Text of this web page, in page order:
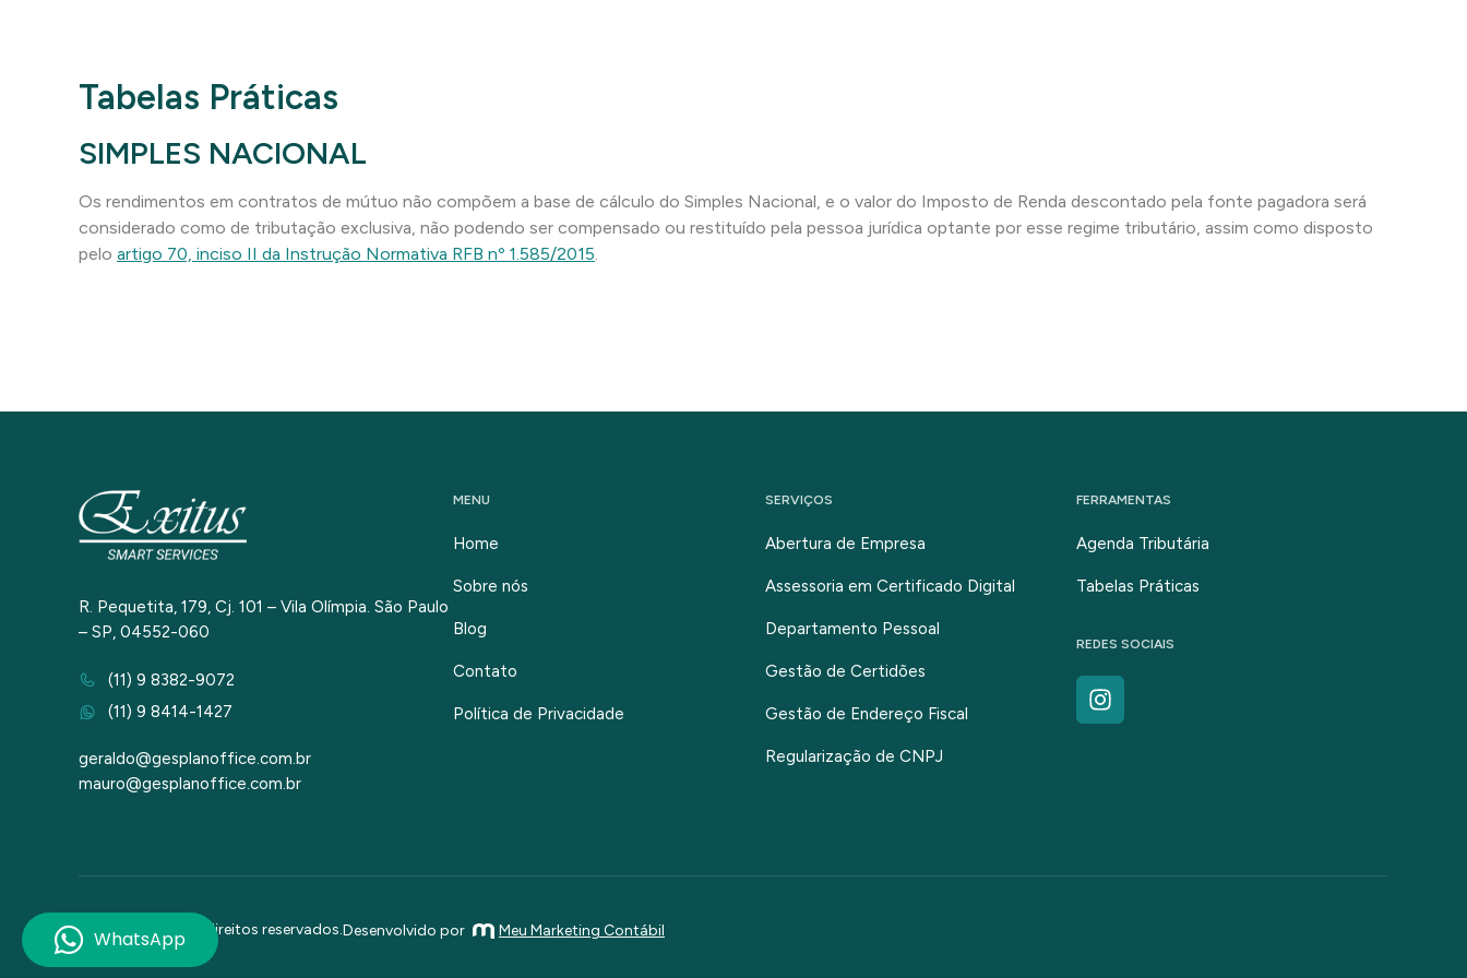
Tabelas Práticas
SIMPLES NACIONAL
Os rendimentos em contratos de mútuo não compõem a base de cálculo do Simples Nacional, e o valor do Imposto de Renda descontado pela fonte pagadora será
considerado como de tributação exclusiva, não podendo ser compensado ou restituído pela pessoa jurídica optante por esse regime tributário, assim como disposto
pelo artigo 70, inciso II da Instrução Normativa RFB nº 1.585/2015.
R. Pequetita, 179, Cj. 101 – Vila Olímpia. São Paulo
– SP, 04552-060
(11) 9 8382-9072
(11) 9 8414-1427
geraldo@gesplanoffice.com.br
mauro@gesplanoffice.com.br
MENU
Home
Sobre nós
Blog
Contato
Política de Privacidade
SERVIÇOS
Abertura de Empresa
Assessoria em Certificado Digital
Departamento Pessoal
Gestão de Certidões
Gestão de Endereço Fiscal
Regularização de CNPJ
FERRAMENTAS
Agenda Tributária
Tabelas Práticas
REDES SOCIAIS
2026 © Todos os direitos reservados.Desenvolvido por Meu Marketing Contábil
WhatsApp